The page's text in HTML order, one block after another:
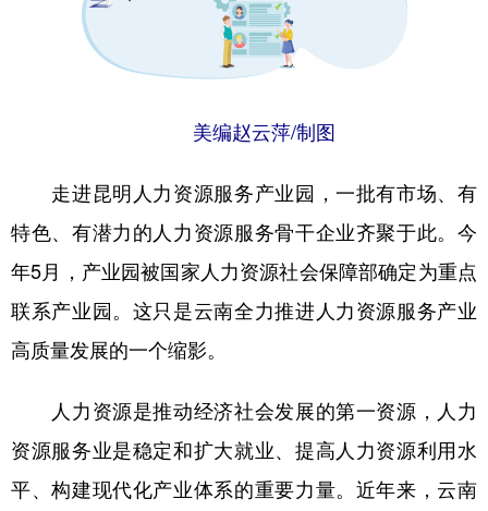
经济 服务 云南故事
趣看文物
美编赵云萍/制图
走进昆明人力资源服务产业园，一批有市场、有
特色、有潜力的人力资源服务骨干企业齐聚于此。今
年5月，产业园被国家人力资源社会保障部确定为重点
联系产业园。这只是云南全力推进人力资源服务产业
高质量发展的一个缩影。
人力资源是推动经济社会发展的第一资源，人力
资源服务业是稳定和扩大就业、提高人力资源利用水
平、构建现代化产业体系的重要力量。近年来，云南